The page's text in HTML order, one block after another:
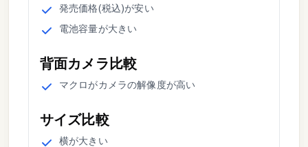
発売価格(税込)が安い
電池容量が大きい
背面カメラ 比較
マクロがカメラの解像度が高い
サイズ比較
横が大きい